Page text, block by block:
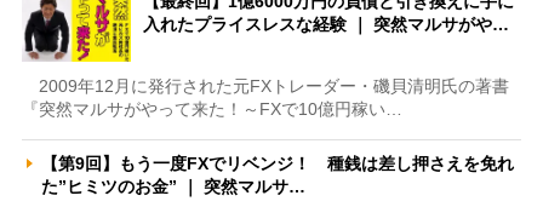
入れたプライスレスな経験 ｜ 突然マルサがや…
2009年12月に発行された元FXトレーダー・磯貝清明氏の著書
『突然マルサがやって来た！～FXで10億円稼い…
【第9回】もう一度FXでリベンジ！ 種銭は差し押さえを免れ
た”ヒミツのお金” ｜ 突然マルサ…